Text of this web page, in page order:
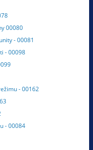
00080
- 00081
- 00098
- 00162
- 00084